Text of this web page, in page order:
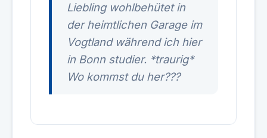
Liebling wohlbehütet in
der heimtlichen Garage im
Vogtland während ich hier
in Bonn studier. *traurig*
Wo kommst du her???